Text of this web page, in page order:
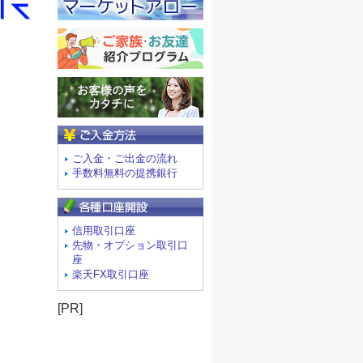
ご入金・ご出金の流れ
手数料無料の提携銀行
信用取引口座
先物・オプション取引口
座
楽天FX取引口座
[PR]